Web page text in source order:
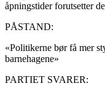
åpningstider forutsetter
PÅSTAND:
«Politikerne bør få mer
barnehagene»
PARTIET SVARER: